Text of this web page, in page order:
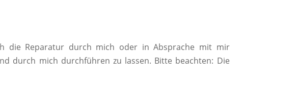
die Reparatur durch mich oder in Absprache mit mir
durch mich durchführen zu lassen. Bitte beachten: Die